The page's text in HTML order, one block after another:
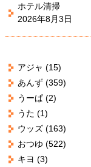
ホテル清掃
2026年8月3日
アジャ (15)
あんず(359)
うーぱ(2)
うた (1)
ウッズ(163)
おつゆ (522)
キヨ (3)